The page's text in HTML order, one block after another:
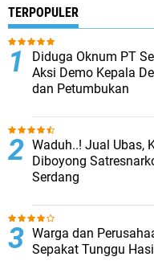
TERPOPULER
Diduga Oknum PT
Aksi Demo Kepala
dan Petumbukan
Waduh..! Jual Ubas,
Diboyong
Serdang
Warga dan
Sepakat Tunggu